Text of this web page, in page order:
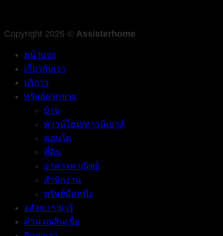
Copyright 2026 © Assisterhome
หน้าแรก
เกี่ยวกับเรา
บริการ
ทรัพย์ฝากขาย
บ้าน
ทาวน์โฮม/ทาวน์เฮาส์
คอนโด
ที่ดิน
อาคารพาณิชย์
สำนักงาน
ทรัพย์มือหนึ่ง
อสังหาฯ น่ารู้
คำนวณสินเชื่อ